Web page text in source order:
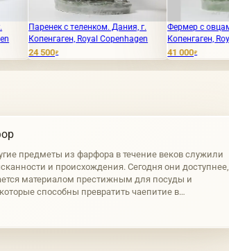
с теленком. Дания, г.
Royal Copenhagen
Фермер с овцами. Дания, г.
Копенгаген, Royal Copenhagen
предметы из фарфора в течение веков служили
и происхождения. Сегодня они доступнее,
материалом престижным для посуды и
способны превратить чаепитие в